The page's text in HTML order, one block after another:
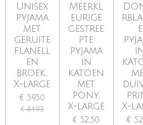
Unisex
pyjama
met
geruite
flanell
en
broek,
X-large
€ 59,50
€ 84,95
Meerkl
eurige
gestree
pte
pyjama
in
katoen
met
pony,
X-large
€ 52,50
e
X-
€